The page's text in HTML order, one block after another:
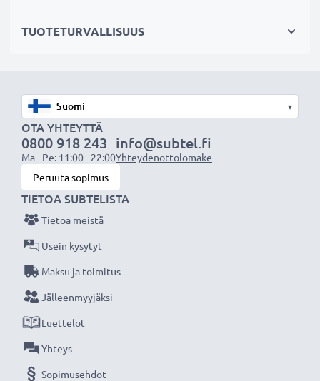
ja iskuilta
✔ Vastavalosuoja muotokuva- ja teleobjektiiveille
✔ Yleinen vastavalosuoja kaikkiin objektiivin
suodinkierteisiin, joissa on sama halkaisija
Tekniset tiedot:
Materiaali:Metalli
Muoto:pyöreä
- Vastavalosuoja pyöreä suodinkierteeseen
kiinnitettävä tuotemerkiltä CELLONIC 3 vuoden
takuulla!
TUOTETURVALLISUUS
▾
OTA YHTEYTTÄ
0800 918 243
Ma - Pe: 11:00 - 22:00
info@subtel.fi
Yhteydenottolomake
Peruuta sopimus
TIETOA SUBTELISTA
Tietoa meistä
Usein kysytyt
Maksu ja toimitus
Jälleenmyyjäksi
Luettelot
Yhteys
Sopimusehdot